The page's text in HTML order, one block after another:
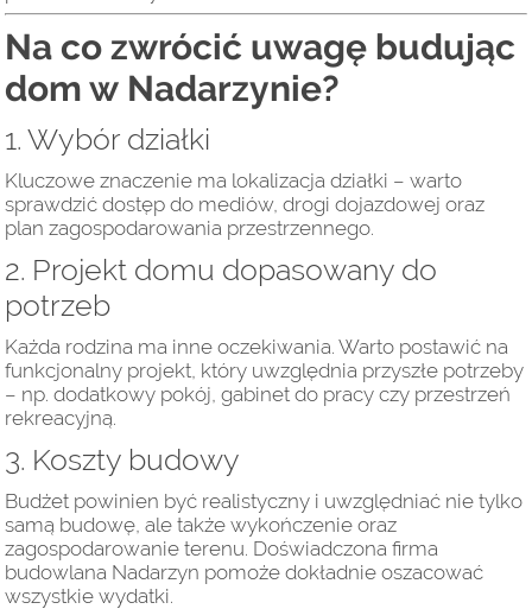
Na co zwrócić uwagę budując
dom w Nadarzynie?
1. Wybór działki
Kluczowe znaczenie ma lokalizacja działki – warto
sprawdzić dostęp do mediów, drogi dojazdowej oraz
plan zagospodarowania przestrzennego.
2. Projekt domu dopasowany do
potrzeb
Każda rodzina ma inne oczekiwania. Warto postawić na
funkcjonalny projekt, który uwzględnia przyszłe potrzeby
– np. dodatkowy pokój, gabinet do pracy czy przestrzeń
rekreacyjną.
3. Koszty budowy
Budżet powinien być realistyczny i uwzględniać nie tylko
samą budowę, ale także wykończenie oraz
zagospodarowanie terenu. Doświadczona firma
budowlana Nadarzyn pomoże dokładnie oszacować
wszystkie wydatki.